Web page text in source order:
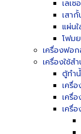
เลเ
เสา
แผ่น
โฟม
เครื่องฟอ
เครื่องใช้ส
ตู้ทำ
เครื่
เครื่
เครื่